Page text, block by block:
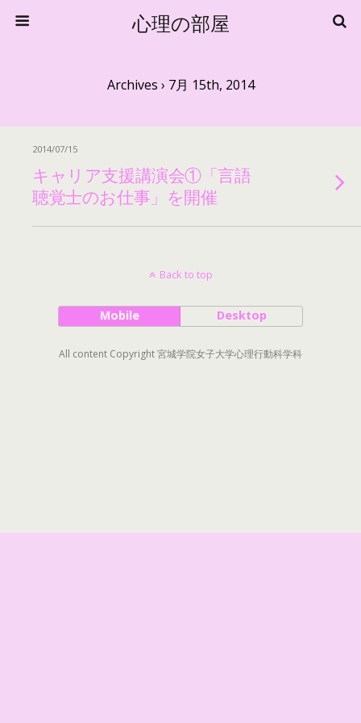
心理の部屋
Archives › 7月 15th, 2014
2014/07/15
キャリア支援講演会①「言語
聴覚士のお仕事」を開催
Back to top
Mobile Desktop
All content Copyright 宮城学院女子大学心理行動科学科